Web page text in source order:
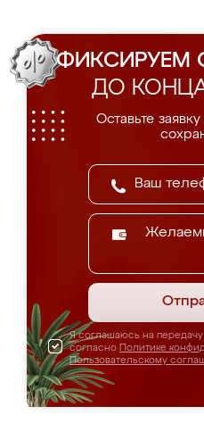
ФИКСИРУЕМ
ДО
Оставьте
Я соглашаюсь на
согласно Политике
Пользовательскому